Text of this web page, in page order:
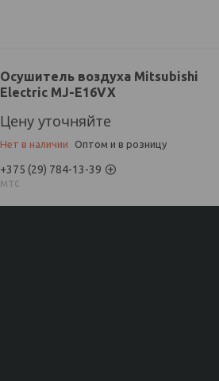
Осушитель воздуха Mitsubishi
Electric MJ-E16VX
Цену уточняйте
Нет в наличии Оптом и в розницу
+375 (29) 784-13-39
мтс